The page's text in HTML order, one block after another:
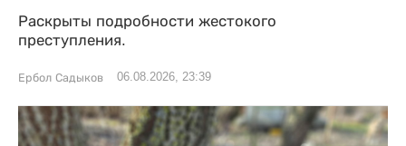
Раскрыты подробности жестокого
преступления.
Ербол Садыков 06.08.2026, 23:39